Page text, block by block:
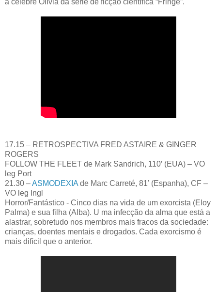
17.15 – RETROSPECTIVA FRED ASTAIRE & GINGER
ROGERS
FOLLOW THE FLEET de Mark Sandrich, 110’ (EUA) – VO
leg Port
21.30 –ASMODEXIA de Marc Carreté, 81’ (Espanha), CF –
VO leg Ingl
Horror/Fantástico - Cinco dias na vida de um exorcista (Eloy
Palma) e sua filha (Alba). U ma infecção da alma que está a
alastrar, sobretudo nos membros mais fracos da sociedade:
crianças, doentes mentais e drogados. Cada exorcismo é
mais difícil que o anterior.